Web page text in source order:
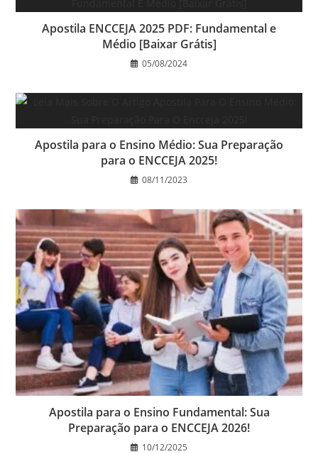
Apostila ENCCEJA 2025 PDF: Fundamental e
Médio [Baixar Grátis]
05/08/2024
Apostila para o Ensino Médio: Sua Preparação
para o ENCCEJA 2025!
08/11/2023
Apostila para o Ensino Fundamental: Sua
Preparação para o ENCCEJA 2026!
10/12/2025